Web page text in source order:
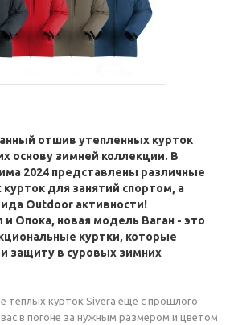
отшив утепленных курток
основу зимней коллекции. В
2024 представлены различные
для занятий спортом, а
Outdoor активности!
Опока, новая модель Ваган - это
куртки, которые
защиту в суровых зимних
теплых курток Sivera еще с прошлого
в погоне за нужным размером и цветом